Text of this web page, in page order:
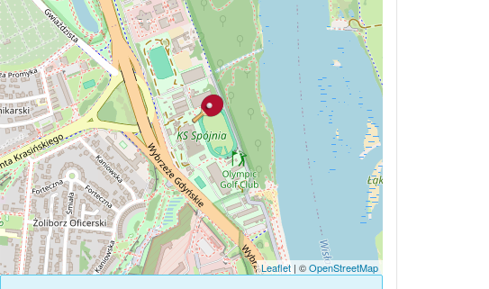
Leaflet | ©OpenStreetMap